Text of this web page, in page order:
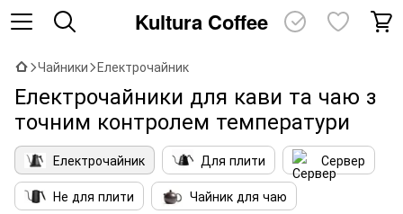
Kultura Coffee
Чайники Електрочайник
Електрочайники для кави та чаю з
точним контролем температури
Електрочайник Для плити
Сервер
Не для плити
Чайник для чаю